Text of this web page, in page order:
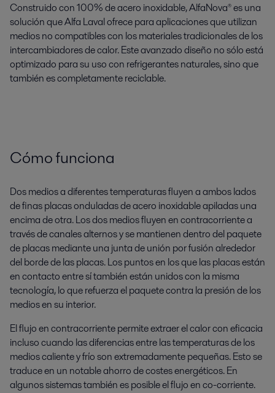
Construido con 100% de acero inoxidable, AlfaNova® es una
solución que Alfa Laval ofrece para aplicaciones que utilizan
medios no compatibles con los materiales tradicionales de los
intercambiadores de calor. Este avanzado diseño no sólo está
optimizado para su uso con refrigerantes naturales, sino que
también es completamente reciclable.
Cómo funciona
Dos medios a diferentes temperaturas fluyen a ambos lados
de finas placas onduladas de acero inoxidable apiladas una
encima de otra. Los dos medios fluyen en contracorriente a
través de canales alternos y se mantienen dentro del paquete
de placas mediante una junta de unión por fusión alrededor
del borde de las placas. Los puntos en los que las placas están
en contacto entre sí también están unidos con la misma
tecnología, lo que refuerza el paquete contra la presión de los
medios en su interior.
El flujo en contracorriente permite extraer el calor con eficacia
incluso cuando las diferencias entre las temperaturas de los
medios caliente y frío son extremadamente pequeñas. Esto se
traduce en un notable ahorro de costes energéticos. En
algunos sistemas también es posible el flujo en co-corriente.